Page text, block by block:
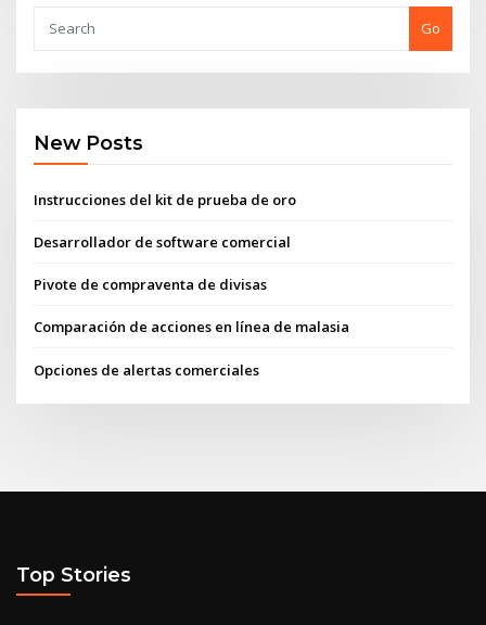
Go
New Posts
Instrucciones del kit de prueba de oro
Desarrollador de software comercial
Pivote de compraventa de divisas
Comparación de acciones en línea de malasia
Opciones de alertas comerciales
Top Stories